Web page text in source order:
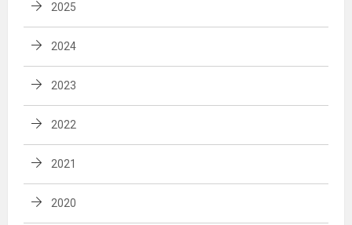
2025
2024
2023
2022
2021
2020